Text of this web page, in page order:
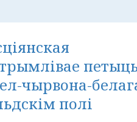
чырвона-
полі